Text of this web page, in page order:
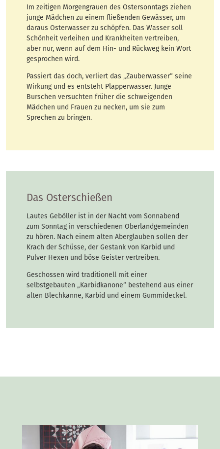
Im zeitigen Morgengrauen des Ostersonntags ziehen
junge Mädchen zu einem fließenden Gewässer, um
daraus Osterwasser zu schöpfen. Das Wasser soll
Schönheit verleihen und Krankheiten vertreiben,
aber nur, wenn auf dem Hin- und Rückweg kein Wort
gesprochen wird.
Passiert das doch, verliert das „Zauberwasser“ seine
Wirkung und es entsteht Plapperwasser. Junge
Burschen versuchten früher die schweigenden
Mädchen und Frauen zu necken, um sie zum
Sprechen zu bringen.
Das Osterschießen
Lautes Geböller ist in der Nacht vom Sonnabend
zum Sonntag in verschiedenen Oberlandgemeinden
zu hören. Nach einem alten Aberglauben sollen der
Krach der Schüsse, der Gestank von Karbid und
Pulver Hexen und böse Geister vertreiben.
Geschossen wird traditionell mit einer
selbstgebauten „Karbidkanone“ bestehend aus einer
alten Blechkanne, Karbid und einem Gummideckel.